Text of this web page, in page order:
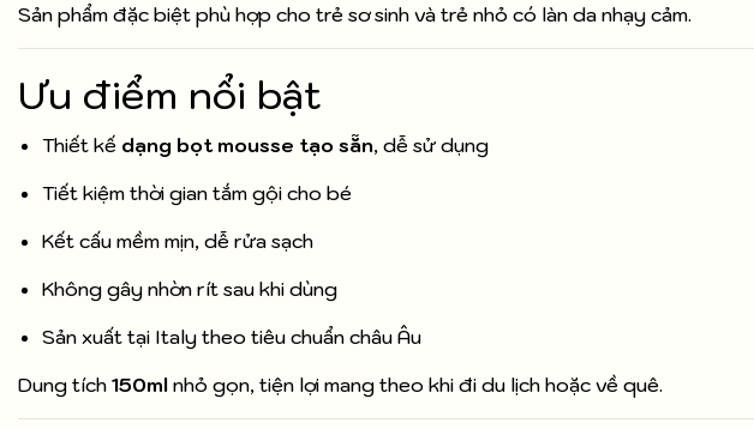
Sản phẩm đặc biệt phù hợp cho trẻ sơ sinh và trẻ nhỏ có làn da nhạy cảm.
Ưu điểm nổi bật
Thiết kế dạng bọt mousse tạo sẵn, dễ sử dụng
Tiết kiệm thời gian tắm gội cho bé
Kết cấu mềm mịn, dễ rửa sạch
Không gây nhờn rít sau khi dùng
Sản xuất tại Italy theo tiêu chuẩn châu Âu
Dung tích 150ml nhỏ gọn, tiện lợi mang theo khi đi du lịch hoặc về quê.